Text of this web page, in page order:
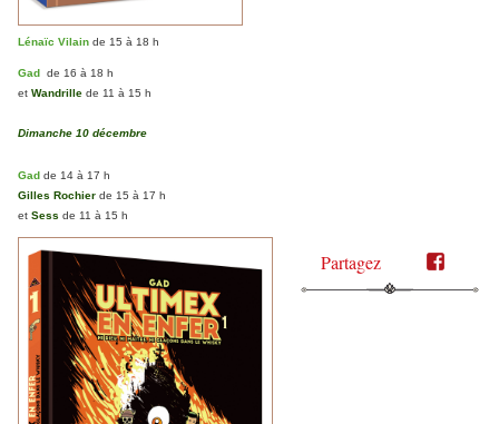
Lénaïc Vilain de 15 à 18 h
Gad de 16 à 18 h
et Wandrille de 11 à 15 h
Dimanche 10 décembre
Gad de 14 à 17 h
Gilles Rochier de 15 à 17 h
et Sess de 11 à 15 h
Partagez
Partager
sur
Partager
sur